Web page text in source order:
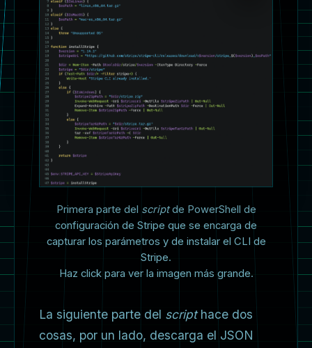
Primera parte del scriptde PowerShell de
configuración de Stripe que se encarga de
capturar los parámetros y de instalar el CLI de
Stripe.
Haz click para ver la imagen más grande.
La siguiente parte del scripthace dos
cosas, por un lado, descarga el JSON